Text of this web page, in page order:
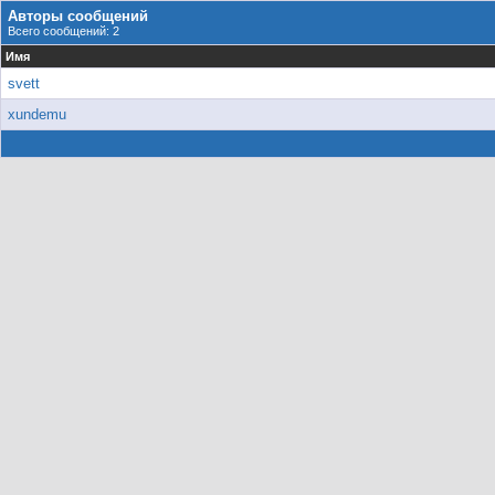
Авторы сообщений
Всего сообщений: 2
Имя
svett
xundemu